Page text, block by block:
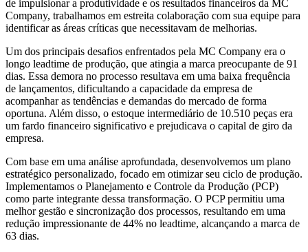
de impulsionar a produtividade e os resultados financeiros da MC
Company, trabalhamos em estreita colaboração com sua equipe para
identificar as áreas críticas que necessitavam de melhorias.
Um dos principais desafios enfrentados pela MC Company era o
longo leadtime de produção, que atingia a marca preocupante de 91
dias. Essa demora no processo resultava em uma baixa frequência
de lançamentos, dificultando a capacidade da empresa de
acompanhar as tendências e demandas do mercado de forma
oportuna. Além disso, o estoque intermediário de 10.510 peças era
um fardo financeiro significativo e prejudicava o capital de giro da
empresa.
Com base em uma análise aprofundada, desenvolvemos um plano
estratégico personalizado, focado em otimizar seu ciclo de produção.
Implementamos o Planejamento e Controle da Produção (PCP)
como parte integrante dessa transformação. O PCP permitiu uma
melhor gestão e sincronização dos processos, resultando em uma
redução impressionante de 44% no leadtime, alcançando a marca de
63 dias.